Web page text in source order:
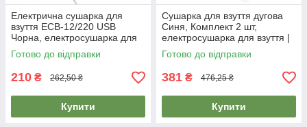
Електрична сушарка для
взуття ЕСВ-12/220 USB
Чорна, електросушарка для
взуття від повербанку
Готово до відправки
210 ₴ 262,50 ₴
Купити
Сушарка для взуття дугова
Синя, Комплект 2 шт,
електросушарка для взуття |
электросушилка обуви
Готово до відправки
381 ₴ 476,25 ₴
Купити